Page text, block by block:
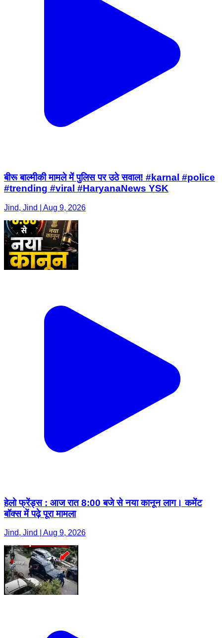
बीरू बाल्मीकी मामले में पुलिस पर उठे सवाल! #karnal #police
#trending #viral #HaryanaNews YSK
Jind, Jind | Aug 9, 2026
हेलो फ्रेंड्स : आज रात 8:00 बजे से नया कानून लाग। कमेंट
बॉक्स में पढ़े पूरा मामला
Jind, Jind | Aug 9, 2026